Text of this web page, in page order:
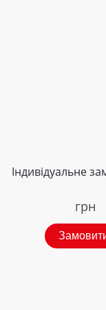
Індивідуальне
грн